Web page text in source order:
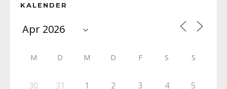
KALENDER
M D M D F S S
30 31 1 2 3 4 5